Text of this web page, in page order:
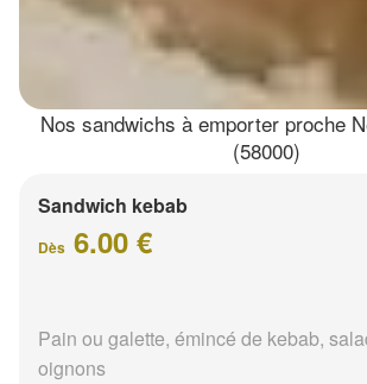
Nos sandwichs à emporter proche
(58000)
Sandwich kebab
Dès 6.00 €
Pain ou galette, émincé de kebab,
oignons